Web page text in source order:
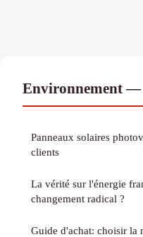
Environnement —
Panneaux solaires
clients
La vérité sur l'énergie
changement radical ?
Guide d'achat: choisir la